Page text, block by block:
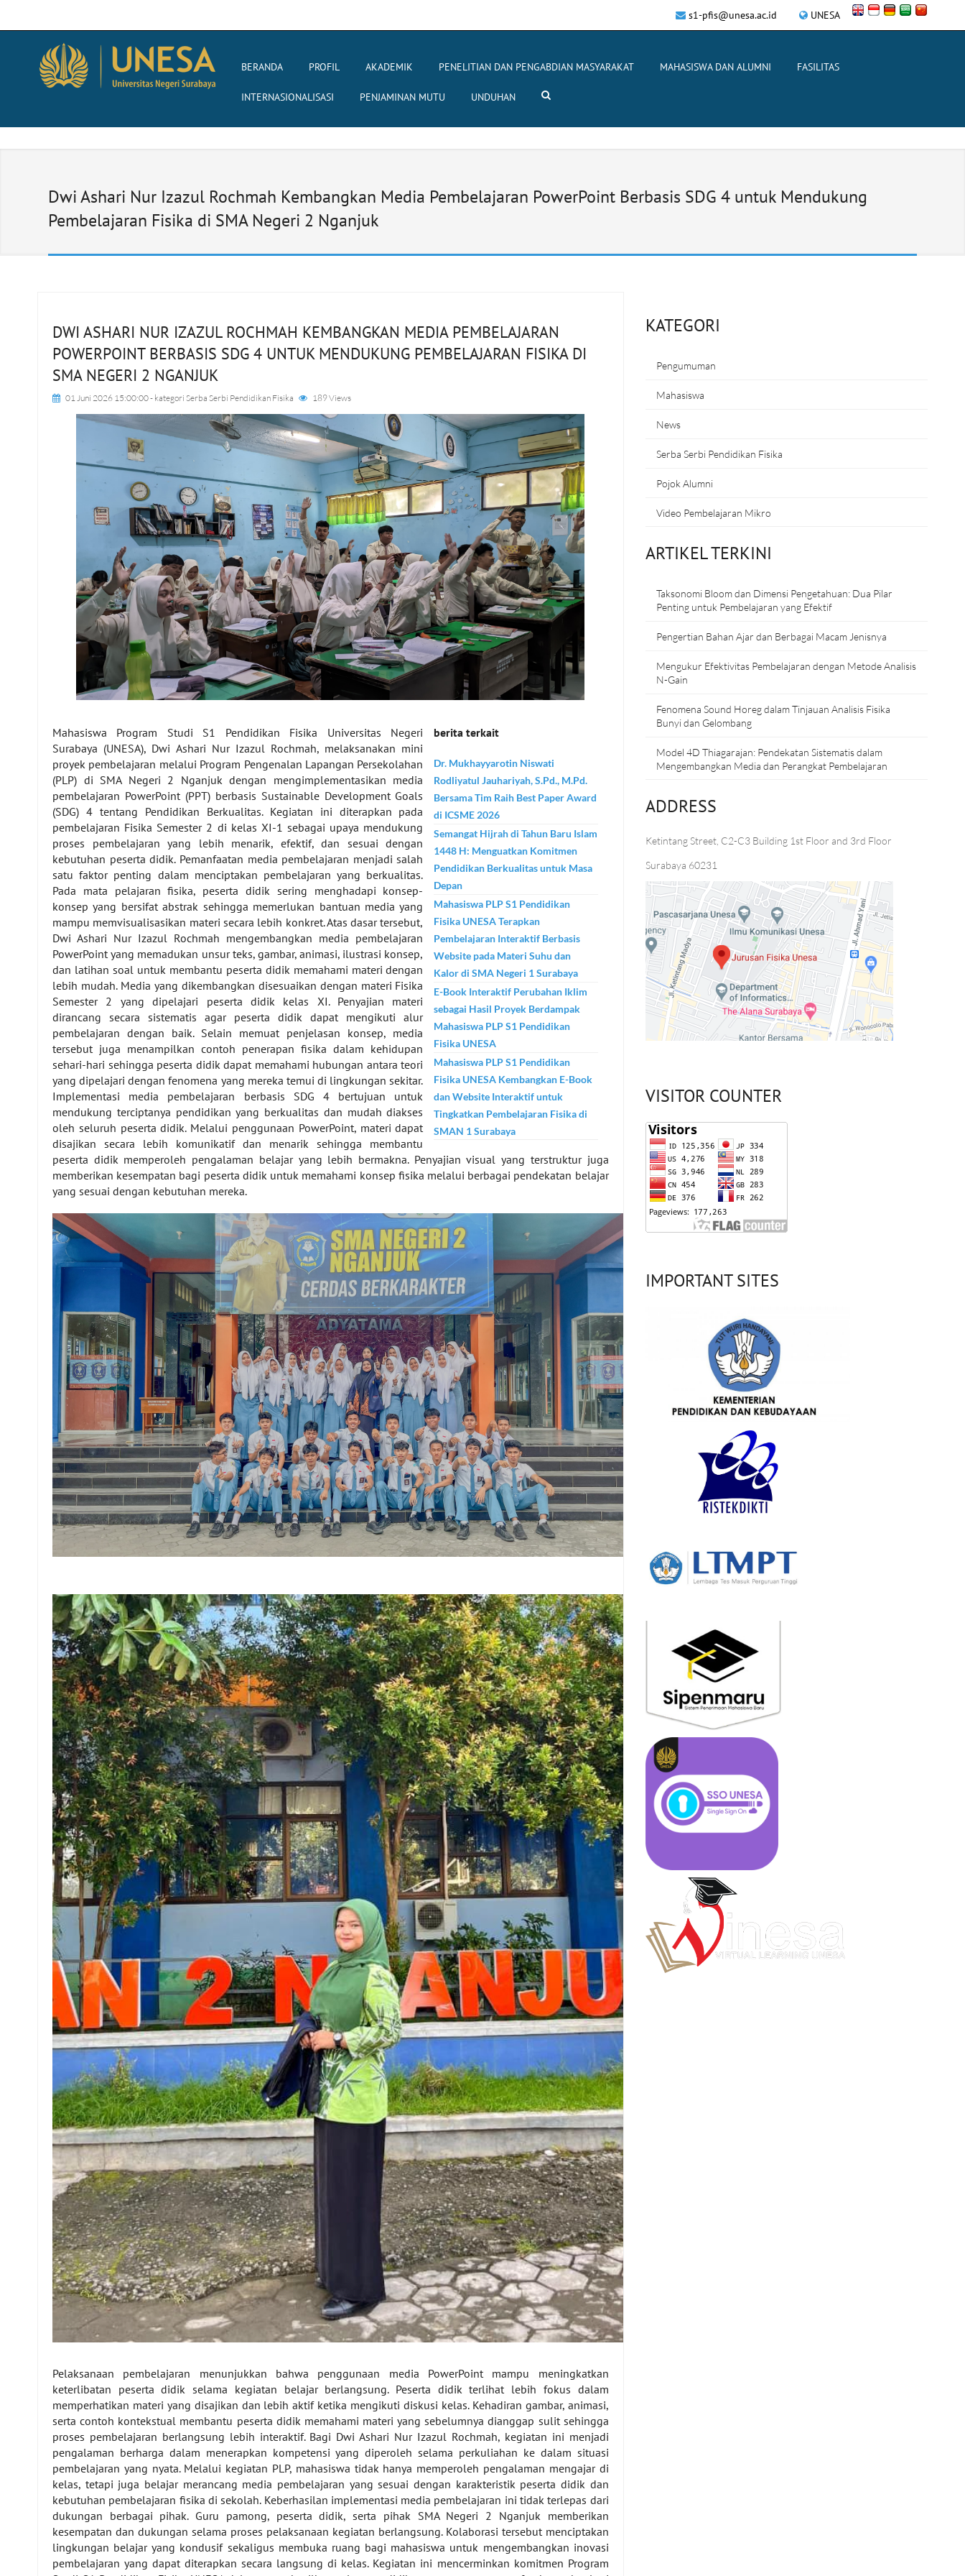
UNESA
s1-pfis@unesa.ac.id
BERANDA PROFIL AKADEMIK PENELITIAN DAN PENGABDIAN MASYARAKAT MAHASISWA DAN ALUMNI FASILITAS
INTERNASIONALISASI PENJAMINAN MUTU UNDUHAN
Dwi Ashari Nur Izazul Rochmah Kembangkan Media Pembelajaran PowerPoint Berbasis SDG 4 untuk Mendukung
Pembelajaran Fisika di SMA Negeri 2 Nganjuk
DWI ASHARI NUR IZAZUL ROCHMAH KEMBANGKAN MEDIA PEMBELAJARAN
POWERPOINT BERBASIS SDG 4 UNTUK MENDUKUNG PEMBELAJARAN FISIKA DI
SMA NEGERI 2 NGANJUK
01 Juni 2026 15:00:00- kategori Serba Serbi Pendidikan Fisika 189 Views
berita terkait
Dr. Mukhayyarotin Niswati
Rodliyatul Jauhariyah, S.Pd., M.Pd.
Bersama Tim Raih Best Paper Award
di ICSME 2026
Semangat Hijrah di Tahun Baru Islam
1448 H: Menguatkan Komitmen
Pendidikan Berkualitas untuk Masa
Depan
Mahasiswa PLP S1 Pendidikan
Fisika UNESA Terapkan
Pembelajaran Interaktif Berbasis
Website pada Materi Suhu dan
Kalor di SMA Negeri 1 Surabaya
E-Book Interaktif Perubahan Iklim
sebagai Hasil Proyek Berdampak
Mahasiswa PLP S1 Pendidikan
Fisika UNESA
Mahasiswa PLP S1 Pendidikan
Fisika UNESA Kembangkan E-Book
dan Website Interaktif untuk
Tingkatkan Pembelajaran Fisika di
SMAN 1 Surabaya
Mahasiswa Program Studi S1 Pendidikan Fisika Universitas Negeri
Surabaya (UNESA), Dwi Ashari Nur Izazul Rochmah, melaksanakan mini
proyek pembelajaran melalui Program Pengenalan Lapangan Persekolahan
(PLP) di SMA Negeri 2 Nganjuk dengan mengimplementasikan media
pembelajaran PowerPoint (PPT) berbasis Sustainable Development Goals
(SDG) 4 tentang Pendidikan Berkualitas. Kegiatan ini diterapkan pada
pembelajaran Fisika Semester 2 di kelas XI-1 sebagai upaya mendukung
proses pembelajaran yang lebih menarik, efektif, dan sesuai dengan
kebutuhan peserta didik. Pemanfaatan media pembelajaran menjadi salah
satu faktor penting dalam menciptakan pembelajaran yang berkualitas.
Pada mata pelajaran fisika, peserta didik sering menghadapi konsep-
konsep yang bersifat abstrak sehingga memerlukan bantuan media yang
mampu memvisualisasikan materi secara lebih konkret. Atas dasar tersebut,
Dwi Ashari Nur Izazul Rochmah mengembangkan media pembelajaran
PowerPoint yang memadukan unsur teks, gambar, animasi, ilustrasi konsep,
dan latihan soal untuk membantu peserta didik memahami materi dengan
lebih mudah. Media yang dikembangkan disesuaikan dengan materi Fisika
Semester 2 yang dipelajari peserta didik kelas XI. Penyajian materi
dirancang secara sistematis agar peserta didik dapat mengikuti alur
pembelajaran dengan baik. Selain memuat penjelasan konsep, media
tersebut juga menampilkan contoh penerapan fisika dalam kehidupan
sehari-hari sehingga peserta didik dapat memahami hubungan antara teori
yang dipelajari dengan fenomena yang mereka temui di lingkungan sekitar.
Implementasi media pembelajaran berbasis SDG 4 bertujuan untuk
mendukung terciptanya pendidikan yang berkualitas dan mudah diakses
oleh seluruh peserta didik. Melalui penggunaan PowerPoint, materi dapat
disajikan secara lebih komunikatif dan menarik sehingga membantu
peserta didik memperoleh pengalaman belajar yang lebih bermakna. Penyajian visual yang terstruktur juga
memberikan kesempatan bagi peserta didik untuk memahami konsep fisika melalui berbagai pendekatan belajar
yang sesuai dengan kebutuhan mereka.
Pelaksanaan pembelajaran menunjukkan bahwa penggunaan media PowerPoint mampu meningkatkan
keterlibatan peserta didik selama kegiatan belajar berlangsung. Peserta didik terlihat lebih fokus dalam
memperhatikan materi yang disajikan dan lebih aktif ketika mengikuti diskusi kelas. Kehadiran gambar, animasi,
serta contoh kontekstual membantu peserta didik memahami materi yang sebelumnya dianggap sulit sehingga
proses pembelajaran berlangsung lebih interaktif. Bagi Dwi Ashari Nur Izazul Rochmah, kegiatan ini menjadi
pengalaman berharga dalam menerapkan kompetensi yang diperoleh selama perkuliahan ke dalam situasi
pembelajaran yang nyata. Melalui kegiatan PLP, mahasiswa tidak hanya memperoleh pengalaman mengajar di
kelas, tetapi juga belajar merancang media pembelajaran yang sesuai dengan karakteristik peserta didik dan
kebutuhan pembelajaran fisika di sekolah. Keberhasilan implementasi media pembelajaran ini tidak terlepas dari
dukungan berbagai pihak. Guru pamong, peserta didik, serta pihak SMA Negeri 2 Nganjuk memberikan
kesempatan dan dukungan selama proses pelaksanaan kegiatan berlangsung. Kolaborasi tersebut menciptakan
lingkungan belajar yang kondusif sekaligus membuka ruang bagi mahasiswa untuk mengembangkan inovasi
pembelajaran yang dapat diterapkan secara langsung di kelas. Kegiatan ini mencerminkan komitmen Program
KATEGORI
Pengumuman
Mahasiswa
News
Serba Serbi Pendidikan Fisika
Pojok Alumni
Video Pembelajaran Mikro
ARTIKEL TERKINI
Taksonomi Bloom dan Dimensi Pengetahuan: Dua Pilar
Penting untuk Pembelajaran yang Efektif
Pengertian Bahan Ajar dan Berbagai Macam Jenisnya
Mengukur Efektivitas Pembelajaran dengan Metode Analisis
N-Gain
Fenomena Sound Horeg dalam Tinjauan Analisis Fisika
Bunyi dan Gelombang
Model 4D Thiagarajan: Pendekatan Sistematis dalam
Mengembangkan Media dan Perangkat Pembelajaran
ADDRESS
Ketintang Street, C2-C3 Building 1st Floor and 3rd Floor
Surabaya 60231
VISITOR COUNTER
IMPORTANT SITES